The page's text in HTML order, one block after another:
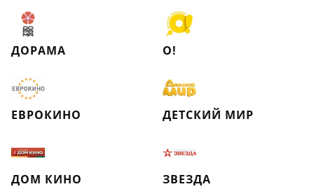
ДОРАМА О!
ЕВРОКИНО ДЕТСКИЙ МИР
ДОМ КИНО ЗВЕЗДА